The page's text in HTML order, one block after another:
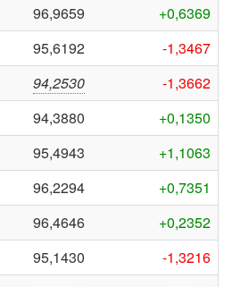
96,9659
+0,6369
95,6192
-1,3467
94,2530
-1,3662
94,3880
+0,1350
95,4943
+1,1063
96,2294
+0,7351
96,4646
+0,2352
95,1430
-1,3216